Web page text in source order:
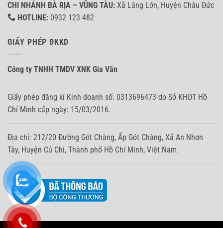
CHI NHÁNH BÀ RỊA – VŨNG TÀU: Xã Láng Lớn, Huyện Châu Đức
HOTLINE: 0932 123 482
GIẤY PHÉP ĐKKD
Công ty TNHH TMDV XNK Gia Văn
Giấy phép đăng kí Kinh doanh số: 0313696473 do Sở KHĐT Hồ
Chí Minh cấp ngày: 15/03/2016.
Địa chỉ: 212/20 Đường Gót Chàng, Ấp Gót Chàng, Xã An Nhơn
Tây, Huyện Củ Chi, Thành phố Hồ Chí Minh, Việt Nam.